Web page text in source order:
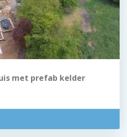
met prefab kelder